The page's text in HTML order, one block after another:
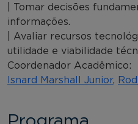
| Tomar decisões
informações.
| Avaliar recursos
utilidade e viabilidade
Coordenador Acadêmico:
Isnard Marshall Junior,